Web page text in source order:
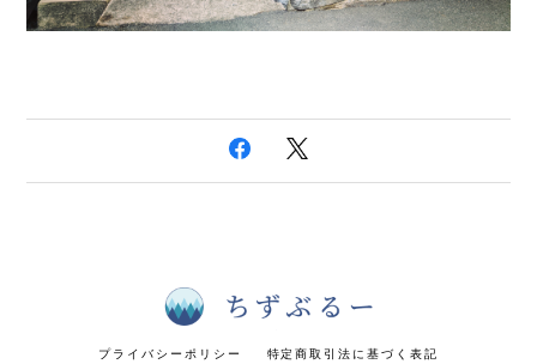
プライバシーポリシー 特定商取引法に基づく表記